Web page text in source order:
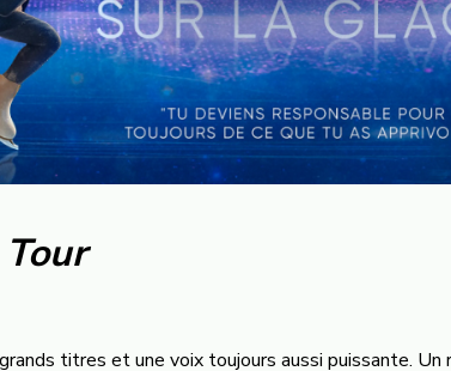
titres et une voix toujours aussi puissante. Un